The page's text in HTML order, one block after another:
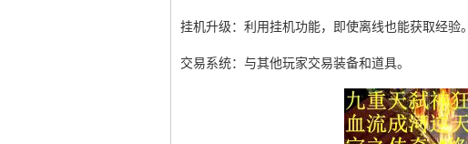
挂机升级：利用挂机功能，即使离线也能获取经验。
交易系统：与其他玩家交易装备和道具。